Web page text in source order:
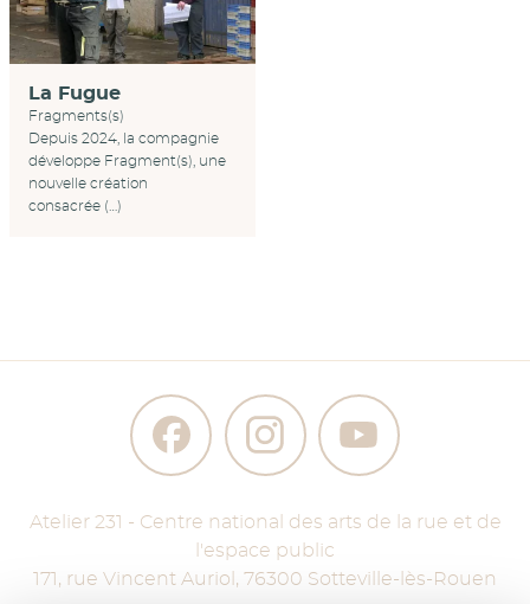
La Fugue
Fragments(s)
Depuis 2024, la compagnie
développe Fragment(s), une
nouvelle création
consacrée (…)
Atelier 231 - Centre national des arts de la rue et de
l'espace public
171, rue Vincent Auriol , 76300 Sotteville-lès-Rouen